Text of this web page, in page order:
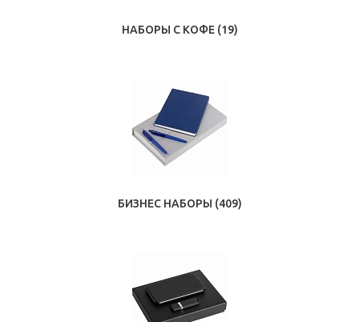
НАБОРЫ С КОФЕ (19)
БИЗНЕС НАБОРЫ (409)